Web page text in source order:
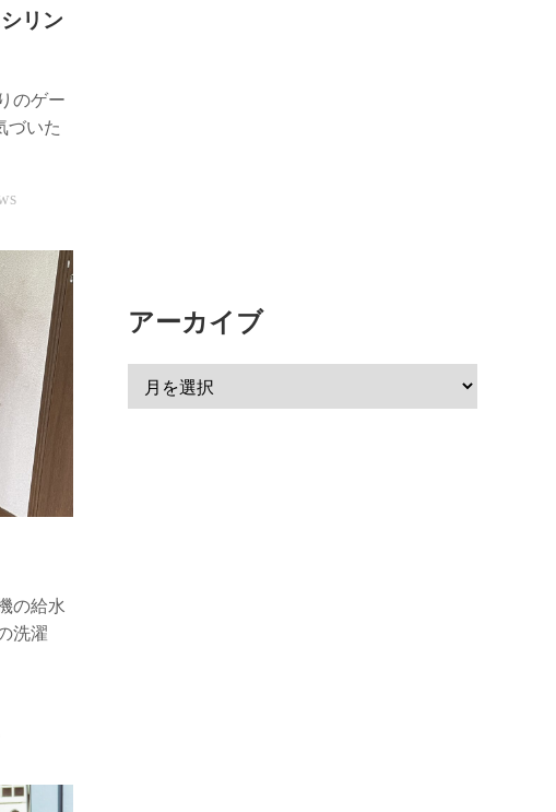
リン
のゲー
づいた
の給水
洗濯
アーカイブ